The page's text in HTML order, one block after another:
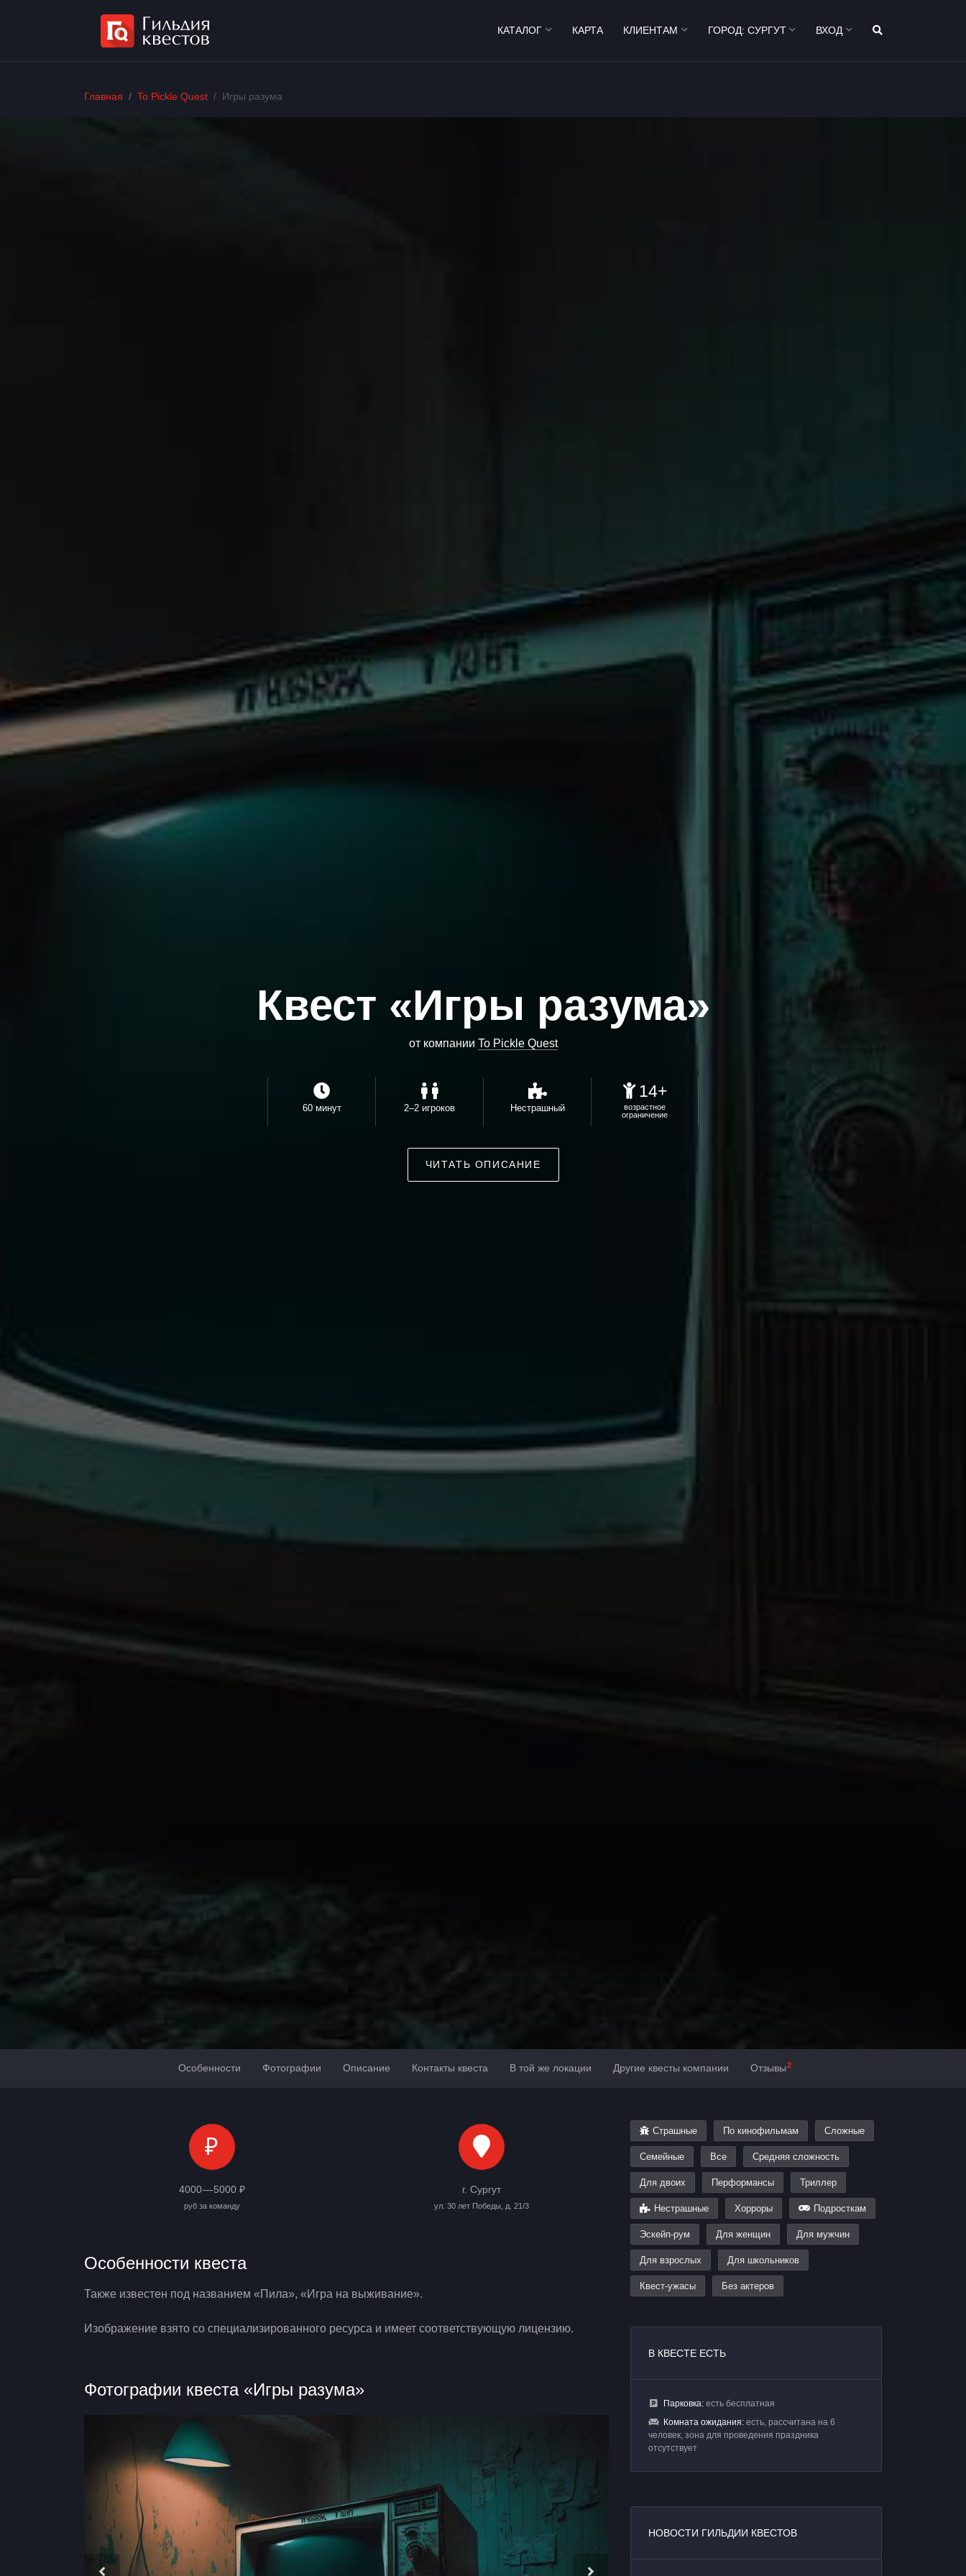
КАТАЛОГ КАРТА КЛИЕНТАМ ГОРОД: СУРГУТ ВХОД
Главная To Pickle Quest Игры разума
Квест «Игры разума»
от компании To Pickle Quest
60 минут 2–2 игроков Нестрашный
14+
возрастное
ограничение
ЧИТАТЬ ОПИСАНИЕ
Особенности Фотографии Описание Контакты квеста В той же локации Другие квесты компании Отзывы2
₽
4000 — 5000 ₽
руб за команду
г. Сургут
ул. 30 лет Победы, д. 21/3
Особенности квеста
Также известен под названием «Пила», «Игра на выживание».
Изображение взято со специализированного ресурса и имеет соответствующую лицензию.
Фотографии квеста «Игры разума»
Страшные По кинофильмам Сложные
Семейные Все Средняя сложность
Для двоих Перформансы Триллер
Нестрашные Хорроры Подросткам
Эскейп-рум Для женщин Для мужчин
Для взрослых Для школьников
Квест-ужасы Без актеров
В КВЕСТЕ ЕСТЬ
Парковка: есть бесплатная
Комната ожидания: есть, рассчитана на 6
человек, зона для проведения праздника
отсутствует
НОВОСТИ ГИЛЬДИИ КВЕСТОВ